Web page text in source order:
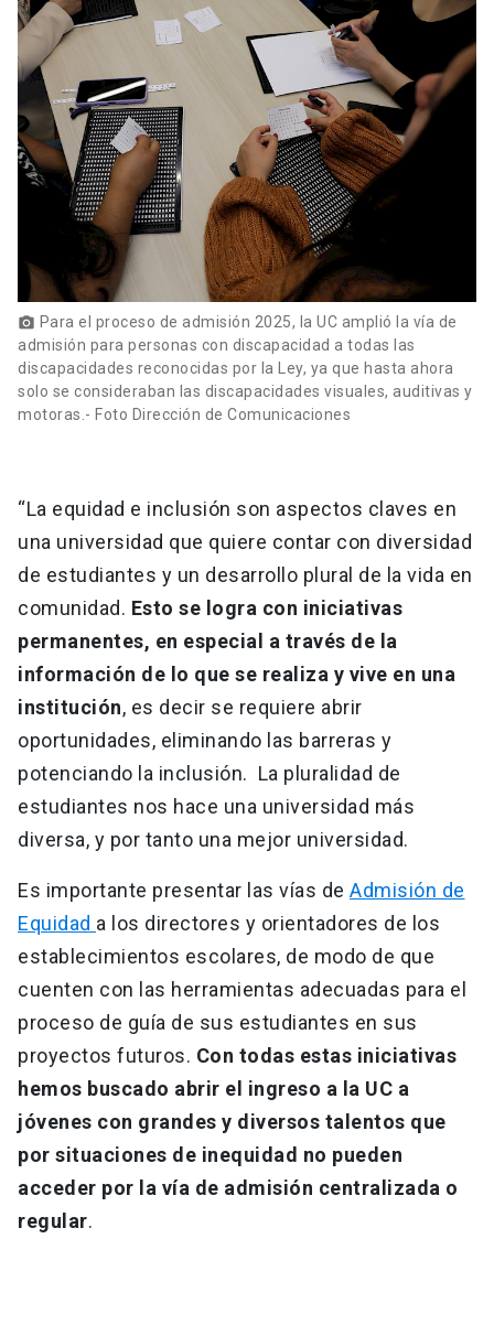
Vecinos
Donaciones
photo_camera Para el proceso de admisión 2025, la UC amplió la vía de
admisión para personas con discapacidad a todas las
discapacidades reconocidas por la Ley, ya que hasta ahora
solo se consideraban las discapacidades visuales, auditivas y
motoras.- Foto Dirección de Comunicaciones
“La equidad e inclusión son aspectos claves en
una universidad que quiere contar con diversidad
de estudiantes y un desarrollo plural de la vida en
comunidad. Esto se logra con iniciativas
permanentes, en especial a través de la
información de lo que se realiza y vive en una
institución, es decir se requiere abrir
oportunidades, eliminando las barreras y
potenciando la inclusión. La pluralidad de
estudiantes nos hace una universidad más
diversa, y por tanto una mejor universidad.
Es importante presentar las vías de Admisión de
Equidad a los directores y orientadores de los
establecimientos escolares, de modo de que
cuenten con las herramientas adecuadas para el
proceso de guía de sus estudiantes en sus
proyectos futuros. Con todas estas iniciativas
hemos buscado abrir el ingreso a la UC a
jóvenes con grandes y diversos talentos que
por situaciones de inequidad no pueden
acceder por la vía de admisión centralizada o
regular.